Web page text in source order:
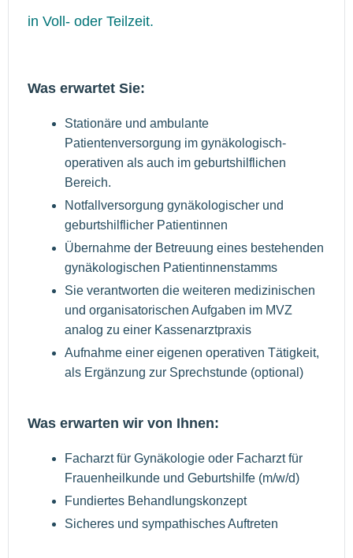
in Voll- oder Teilzeit.
Was erwartet Sie:
Stationäre und ambulante
Patientenversorgung im gynäkologisch-
operativen als auch im geburtshilflichen
Bereich.
Notfallversorgung gynäkologischer und
geburtshilflicher Patientinnen
Übernahme der Betreuung eines bestehenden
gynäkologischen Patientinnenstamms
Sie verantworten die weiteren medizinischen
und organisatorischen Aufgaben im MVZ
analog zu einer Kassenarztpraxis
Aufnahme einer eigenen operativen Tätigkeit,
als Ergänzung zur Sprechstunde (optional)
Was erwarten wir von Ihnen:
Facharzt für Gynäkologie oder Facharzt für
Frauenheilkunde und Geburtshilfe (m/w/d)
Fundiertes Behandlungskonzept
Sicheres und sympathisches Auftreten